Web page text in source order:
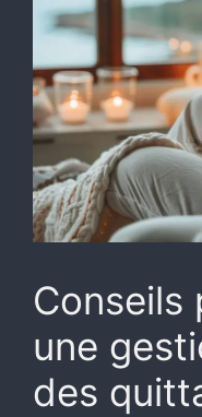
Conseils
une
des